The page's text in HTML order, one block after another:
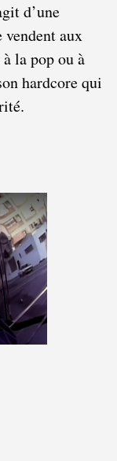
d’une
vendent aux
la pop ou à
hardcore qui